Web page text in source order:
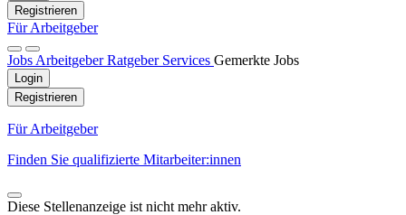
Registrieren
Für Arbeitgeber
Jobs ArbeitgeberRatgeber Services Gemerkte Jobs
Login
Registrieren
Für Arbeitgeber
Finden Sie qualifizierte Mitarbeiter:innen
Diese Stellenanzeige ist nicht mehr aktiv.